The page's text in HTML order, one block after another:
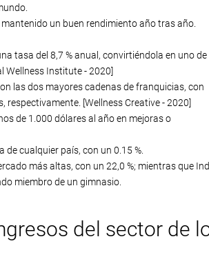
un buen rendimiento año tras año.
tasa del 8,7 % anual, convirtiéndola en uno de
Wellness Institute - 2020]
las dos mayores cadenas de franquicias, con
respectivamente. [Wellness Creative - 2020]
de 1.000 dólares al año en mejoras o
cualquier país, con un 0.15 %.
más altas, con un 22,0 %; mientras que
miembro de un gimnasio.
del sector de